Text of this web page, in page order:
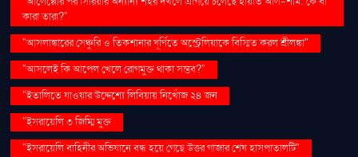
কারা তারা?"
"আসলাঙ্কারের সেঞ্চুরি ও তিকশানার ঘূর্ণিতে অস্ট্রেলিয়াকে বিস্মিত করল শ্রীলঙ্কা"
"আসলেই কি আপেল খেলে রোগমুক্ত থাকা সম্ভব?"
"ইতালিতে যাওয়ার উদ্দেশ্যে লিবিয়ায় নিখোঁজ ২৪ জন
"ইসরায়েলি ৩ জিম্মি মুক্ত
"ইসরায়েলি বাহিনীর অভিযানে বন্ধ হয়ে গেছে উত্তর গাজার শেষ হাসপাতালটি"